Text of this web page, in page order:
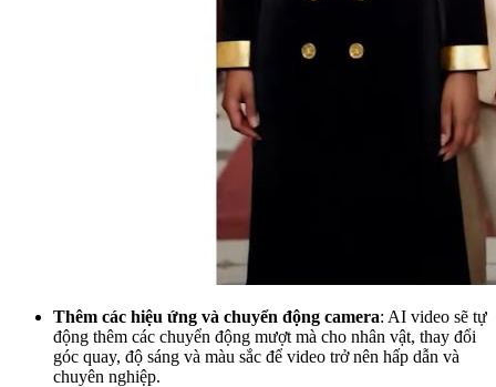
Thêm các hiệu ứng và chuyển động camera: AI video sẽ tự
động thêm các chuyển động mượt mà cho nhân vật, thay đổi
góc quay, độ sáng và màu sắc để video trở nên hấp dẫn và
chuyên nghiệp.